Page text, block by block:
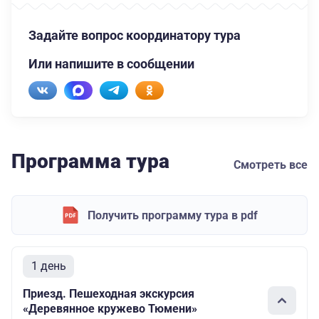
Задайте вопрос координатору тура
Или напишите в сообщении
Программа тура Смотреть все
Получить программу тура в pdf
1 день
Приезд. Пешеходная экскурсия
«Деревянное кружево Тюмени»